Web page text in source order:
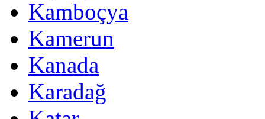
Kamboçya
Kamerun
Kanada
Karadağ